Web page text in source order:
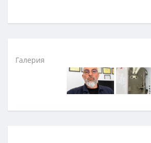
Галерия